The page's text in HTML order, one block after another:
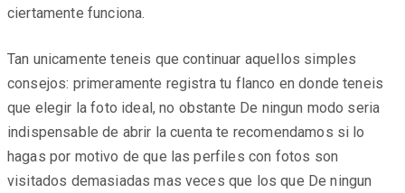
ciertamente funciona.
Tan unicamente teneis que continuar aquellos simples
consejos: primeramente registra tu flanco en donde teneis
que elegir la foto ideal, no obstante De ningun modo seri­a
indispensable de abrir la cuenta te recomendamos si lo
hagas por motivo de que las perfiles con fotos son
visitados demasiadas mas veces que los que De ningun